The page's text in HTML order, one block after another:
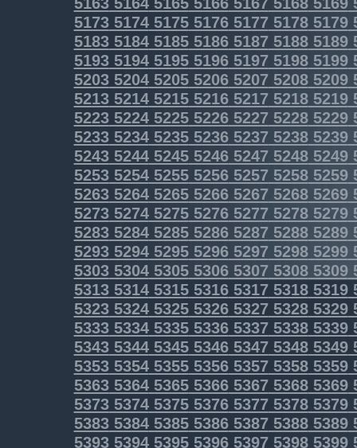
5173517451755176517751785179
5183518451855186518751885189
51935194519551965197 51985199
52035204520552065207 52085209
5213521452155216521752185219
52235224522552265227 52285229
52335234523552365237 52385239
52435244524552465247 52485249
52535254525552565257 52585259
52635264526552665267 52685269
52735274527552765277 52785279
52835284528552865287 52885289
52935294529552965297 52985299
53035304530553065307 53085309
5313531453155316531753185319
5323532453255326532753285329
5333533453355336533753385339
5343534453455346534753485349
5353535453555356535753585359
5363536453655366536753685369
5373537453755376537753785379
5383538453855386538753885389
5393539453955396539753985399